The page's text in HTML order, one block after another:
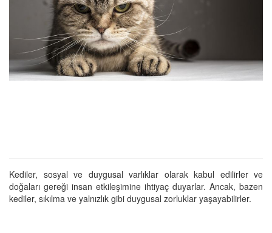
Kediler, sosyal ve duygusal varlıklar olarak kabul edilirler ve
doğaları gereği insan etkileşimine ihtiyaç duyarlar. Ancak, bazen
kediler, sıkılma ve yalnızlık gibi duygusal zorluklar yaşayabilirler.